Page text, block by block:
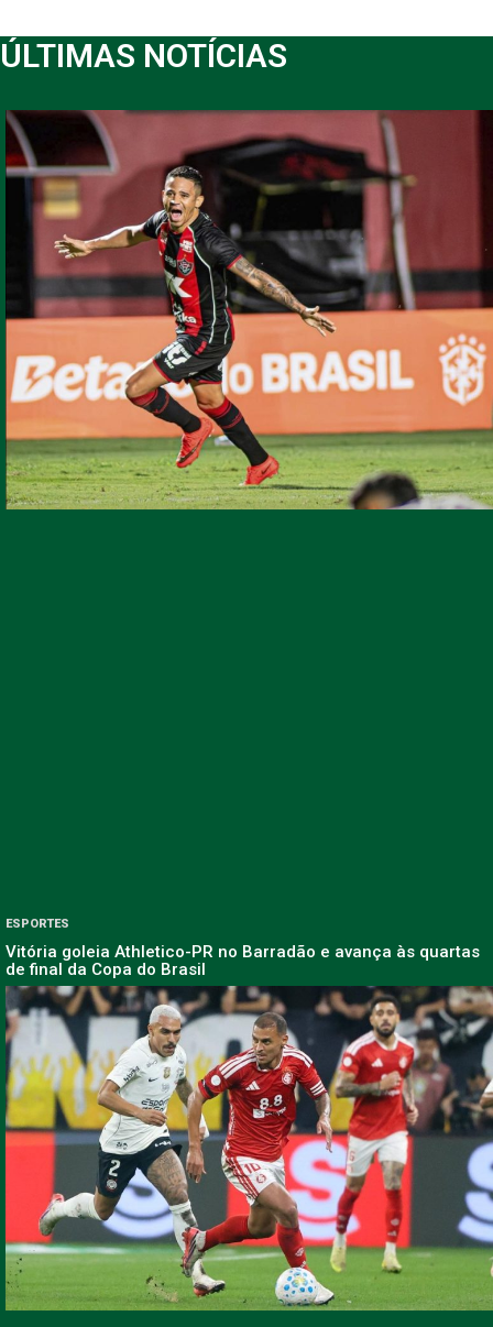
ÚLTIMAS NOTÍCIAS
ESPORTES
Vitória goleia Athletico-PR no Barradão e avança às quartas
de final da Copa do Brasil